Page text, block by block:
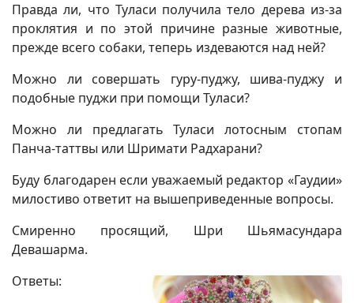
Правда ли, что Туласи получила тело дерева из-за
проклятия и по этой причине разные животные,
прежде всего собаки, теперь издеваются над ней?
Можно ли совершать гуру-пуджу, шива-пуджу и
подобные пуджи при помощи Туласи?
Можно ли предлагать Туласи лотосным стопам
Панча-таттвы или Шримати Радхарани?
Буду благодарен если уважаемый редактор «Гаудии»
милостиво ответит на вышеприведенные вопросы.
Смиренно просящий, Шри Шьямасундара
Девашарма.
Ответы: